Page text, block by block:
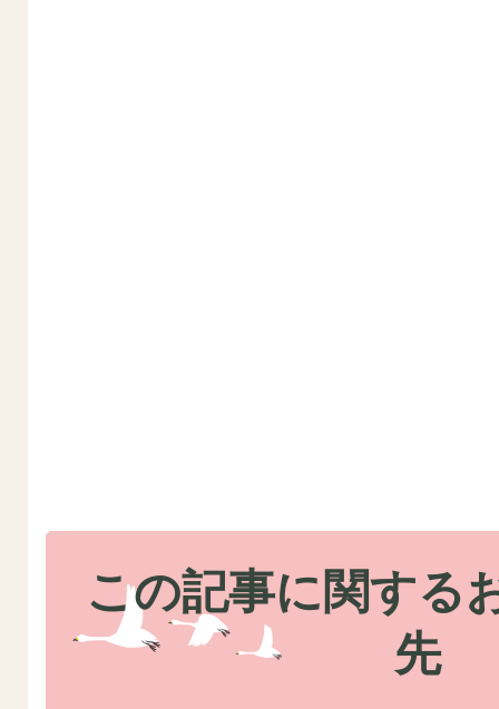
この記事に関する
先